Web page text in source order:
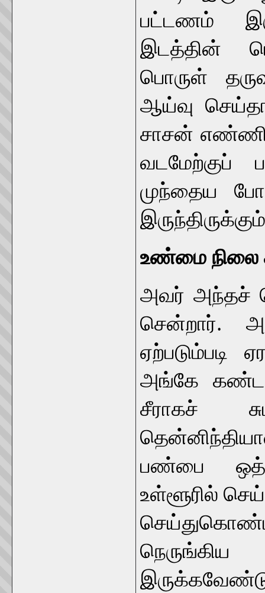
பட்டணம்
இடத்தின்
பொருள்
ஆய்வு
சாசன்
வடமேற்குப்
முந்தைய
உண்மை நிலை
அவர் அந்தச்
சென்றார்.
அங்கே
சீராகச்
பண்பை
உள்ளூரில்